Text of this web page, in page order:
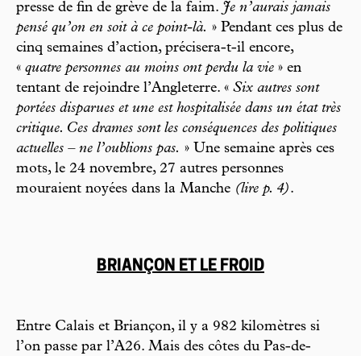
presse de fin de grève de la faim. Je n’aurais jamais
pensé qu’on en soit à ce point-là. » Pendant ces plus de
cinq semaines d’action, précisera-t-il encore,
« quatre personnes au moins ont perdu la vie » en
tentant de rejoindre l’Angleterre. « Six autres sont
portées disparues et une est hospitalisée dans un état très
critique. Ces drames sont les conséquences des politiques
actuelles – ne l’oublions pas. » Une semaine après ces
mots, le 24 novembre, 27 autres personnes
mouraient noyées dans la Manche (lire p. 4).
BRIANÇON ET LE FROID
Entre Calais et Briançon, il y a 982 kilomètres si
l’on passe par l’A26. Mais des côtes du Pas-de-